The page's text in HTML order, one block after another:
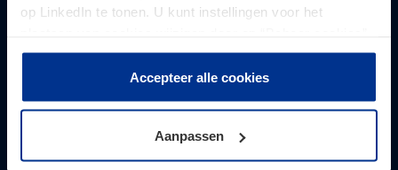
op LinkedIn te tonen. U kunt instellingen voor het
te klikken. Als u op “Accepteer alle cookies” klikt, geeft u
toestemming voor het gebruik van alle cookies. Deze
toestemming kunt u altijd weer intrekken.
Accepteer alle cookies
Aanpassen
familie én onderneming, ook over de
buitenlands vastgoed zorgen bij vermogende families snel
voor fiscale complexiteit. In dit interview legt Cees Nijman